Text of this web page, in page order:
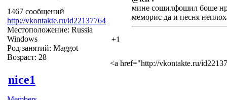
1467 сообщений
http://vkontakte.ru/id22137764
Местоположение: Russia
Windows
Род занятий: Maggot
Возраст: 28
мине сошилфошил боше
меморис да и песня
+1
<a href="http://vkontakte.ru/
nice1